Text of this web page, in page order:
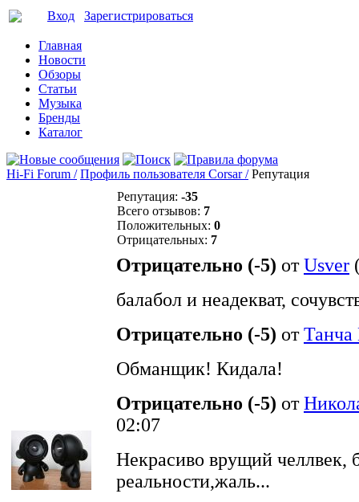
Вход Зарегистрироваться
Главная
Новости
Обзоры
Статьи
Музыка
Бренды
Каталог
Hi-Fi Forum / Профиль пользователя Corsar / Репутация
Репутация: -35
Всего отзывов: 7
Положительных: 0
Отрицательных: 7
Отрицательно (-5) отUsver
балабол и неадекват,
Отрицательно (-5) отТанча
Обманщик! Кидала!
Отрицательно (-5) от
02:07
Некрасиво врущий челлвек,
реальности,жаль...